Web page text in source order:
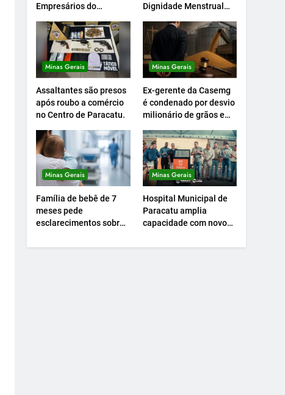
Empresários do
Dignidade Menstrual
Minas Gerais
Assaltantes são presos
após roubo a comércio
no Centro de Paracatu.
Minas Gerais
Ex-gerente da Casemg
é condenado por desvio
milionário de grãos em
Minas Gerais
Família de bebê de 7
meses pede
esclarecimentos sobre
transferência
Minas Gerais
Hospital Municipal de
Paracatu amplia
capacidade com novo